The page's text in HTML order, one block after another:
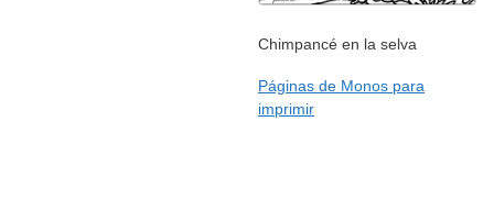
Chimpancé en la selva
Páginas de Monos para
imprimir